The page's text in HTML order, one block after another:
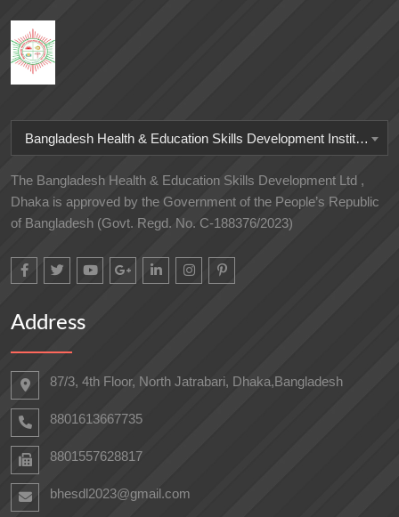
Bangladesh Health & Education Skills Development Institute
The Bangladesh Health & Education Skills Development Ltd ,
Dhaka is approved by the Government of the People’s Republic
of Bangladesh (Govt. Regd. No. C-188376/2023)
Address
87/3, 4th Floor, North Jatrabari, Dhaka,Bangladesh
8801613667735
8801557628817
bhesdl2023@gmail.com